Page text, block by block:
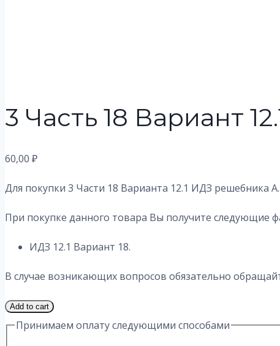
3 Часть 18 Вариант
60,00 ₽
Для покупки 3 Части 18 Варианта 12.1 ИДЗ решебника А.
При покупке данного товара Вы получите следующие
ИДЗ 12.1 Вариант 18.
В случае возникающих вопросов обязательно
3
Часть
Add to cart
Принимаем оплату следующими способами